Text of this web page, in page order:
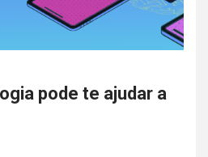
pode te ajudar a